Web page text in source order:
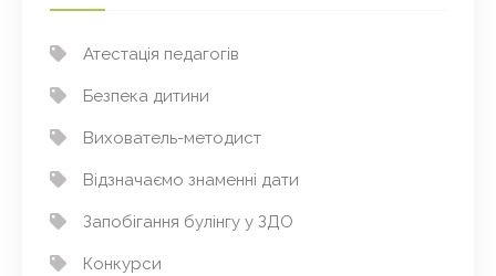
Атестація педагогів
Безпека дитини
Вихователь-методист
Відзначаємо знаменні дати
Запобігання булінгу у ЗДО
Конкурси